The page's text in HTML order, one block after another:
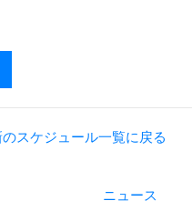
スケジュール一覧に戻る
ニュース